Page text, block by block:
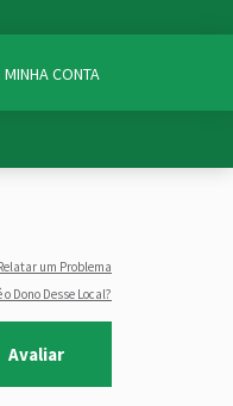
CONTA
um Problema
o Dono Desse Local?
Avaliar